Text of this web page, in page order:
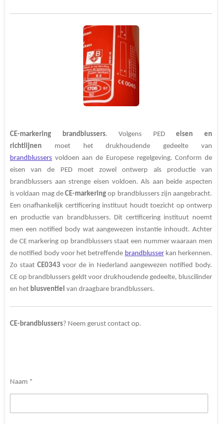
n
CE-markering brandblussers. Volgens PEDeisen en
richtlijnen moet het drukhoudende gedeelte van
brandblussers voldoen aan de Europese regelgeving. Conform de
eisen van de PED moet zowel ontwerp als productie van
brandblussers aan strenge eisen voldoen. Als aan beide aspecten
is voldaan mag de CE-markering op brandblussers zijn aangebracht.
Een onafhankelijk certificering instituut houdt toezicht op ontwerp
en productie van brandblussers. Dit certificering instituut noemt
men een notified body wat aangewezen instantie inhoudt. Achter
de CE markering op brandblussers staat een nummer waaraan men
de notified body voor het betreffende brandblusser kan herkennen.
Zo staatCE0343 voor de in Nederland aangewezen notified body.
CE op brandblussers geldt voor drukhoudende gedeelte, bluscilinder
en het blusventiel van draagbare brandblussers.
CE-brandblussers? Neem gerust contact op.
Naam *